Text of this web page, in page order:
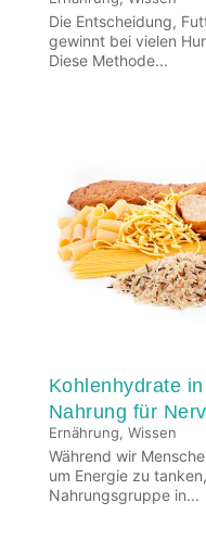
Die Entscheidung,
gewinnt bei vielen
Diese Methode...
Kohlenhydrate
Nahrung für
Ernährung, Wissen
Während wir
um Energie zu
Nahrungsgruppe in...